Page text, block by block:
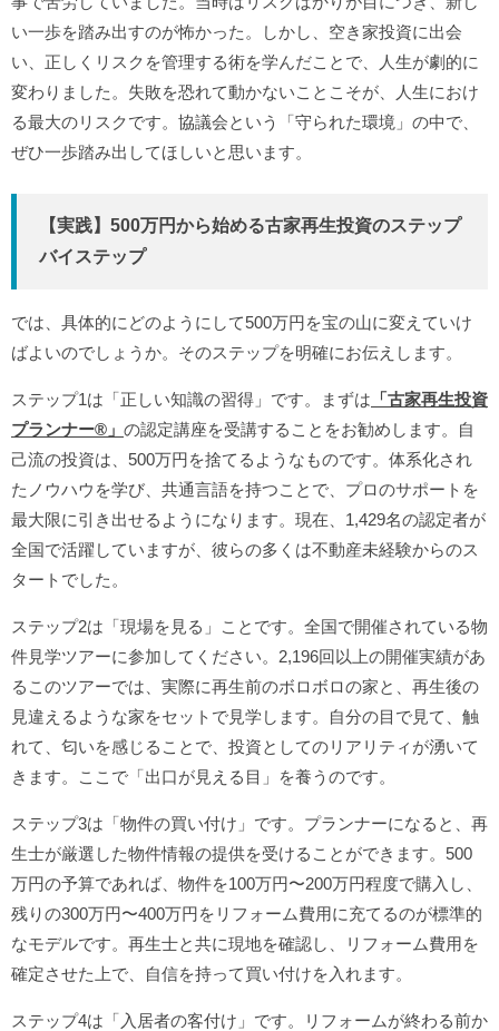
い一歩を踏み出すのが怖かった。しかし、空き家投資に出会
い、正しくリスクを管理する術を学んだことで、人生が劇的に
変わりました。失敗を恐れて動かないことこそが、人生におけ
る最大のリスクです。協議会という「守られた環境」の中で、
ぜひ一歩踏み出してほしいと思います。
【実践】500万円から始める古家再生投資のステップ
バイステップ
では、具体的にどのようにして500万円を宝の山に変えていけ
ばよいのでしょうか。そのステップを明確にお伝えします。
ステップ1は「正しい知識の習得」です。まずは 「古家再生投資
プランナー®️」 の認定講座を受講することをお勧めします。自
己流の投資は、500万円を捨てるようなものです。体系化され
たノウハウを学び、共通言語を持つことで、プロのサポートを
最大限に引き出せるようになります。現在、1,429名の認定者が
全国で活躍していますが、彼らの多くは不動産未経験からのス
タートでした。
ステップ2は「現場を見る」ことです。全国で開催されている物
件見学ツアーに参加してください。2,196回以上の開催実績があ
るこのツアーでは、実際に再生前のボロボロの家と、再生後の
見違えるような家をセットで見学します。自分の目で見て、触
れて、匂いを感じることで、投資としてのリアリティが湧いて
きます。ここで「出口が見える目」を養うのです。
ステップ3は「物件の買い付け」です。プランナーになると、再
生士が厳選した物件情報の提供を受けることができます。500
万円の予算であれば、物件を100万円〜200万円程度で購入し、
残りの300万円〜400万円をリフォーム費用に充てるのが標準的
なモデルです。再生士と共に現地を確認し、リフォーム費用を
確定させた上で、自信を持って買い付けを入れます。
ステップ4は「入居者の客付け」です。リフォームが終わる前か